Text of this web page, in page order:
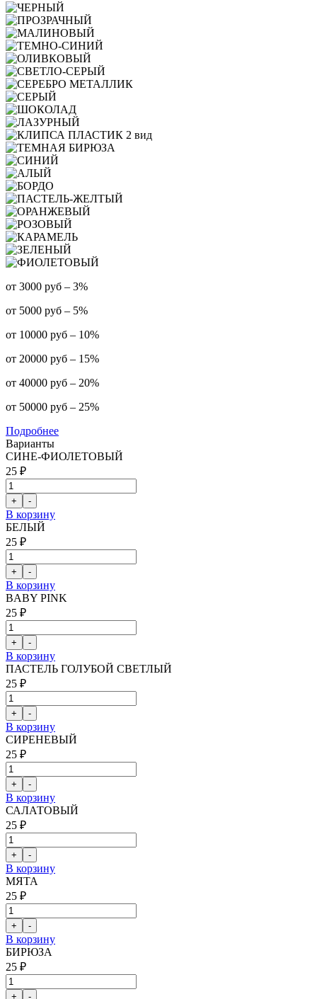
от 3000 руб – 3%
от 5000 руб – 5%
от 10000 руб – 10%
от 20000 руб – 15%
от 40000 руб – 20%
от 50000 руб – 25%
Подробнее
Варианты
СИНЕ-ФИОЛЕТОВЫЙ
25 ₽
В корзину
БЕЛЫЙ
25 ₽
В корзину
BABY PINK
25 ₽
В корзину
ПАСТЕЛЬ ГОЛУБОЙ СВЕТЛЫЙ
25 ₽
В корзину
СИРЕНЕВЫЙ
25 ₽
В корзину
САЛАТОВЫЙ
25 ₽
В корзину
МЯТА
25 ₽
В корзину
БИРЮЗА
25 ₽